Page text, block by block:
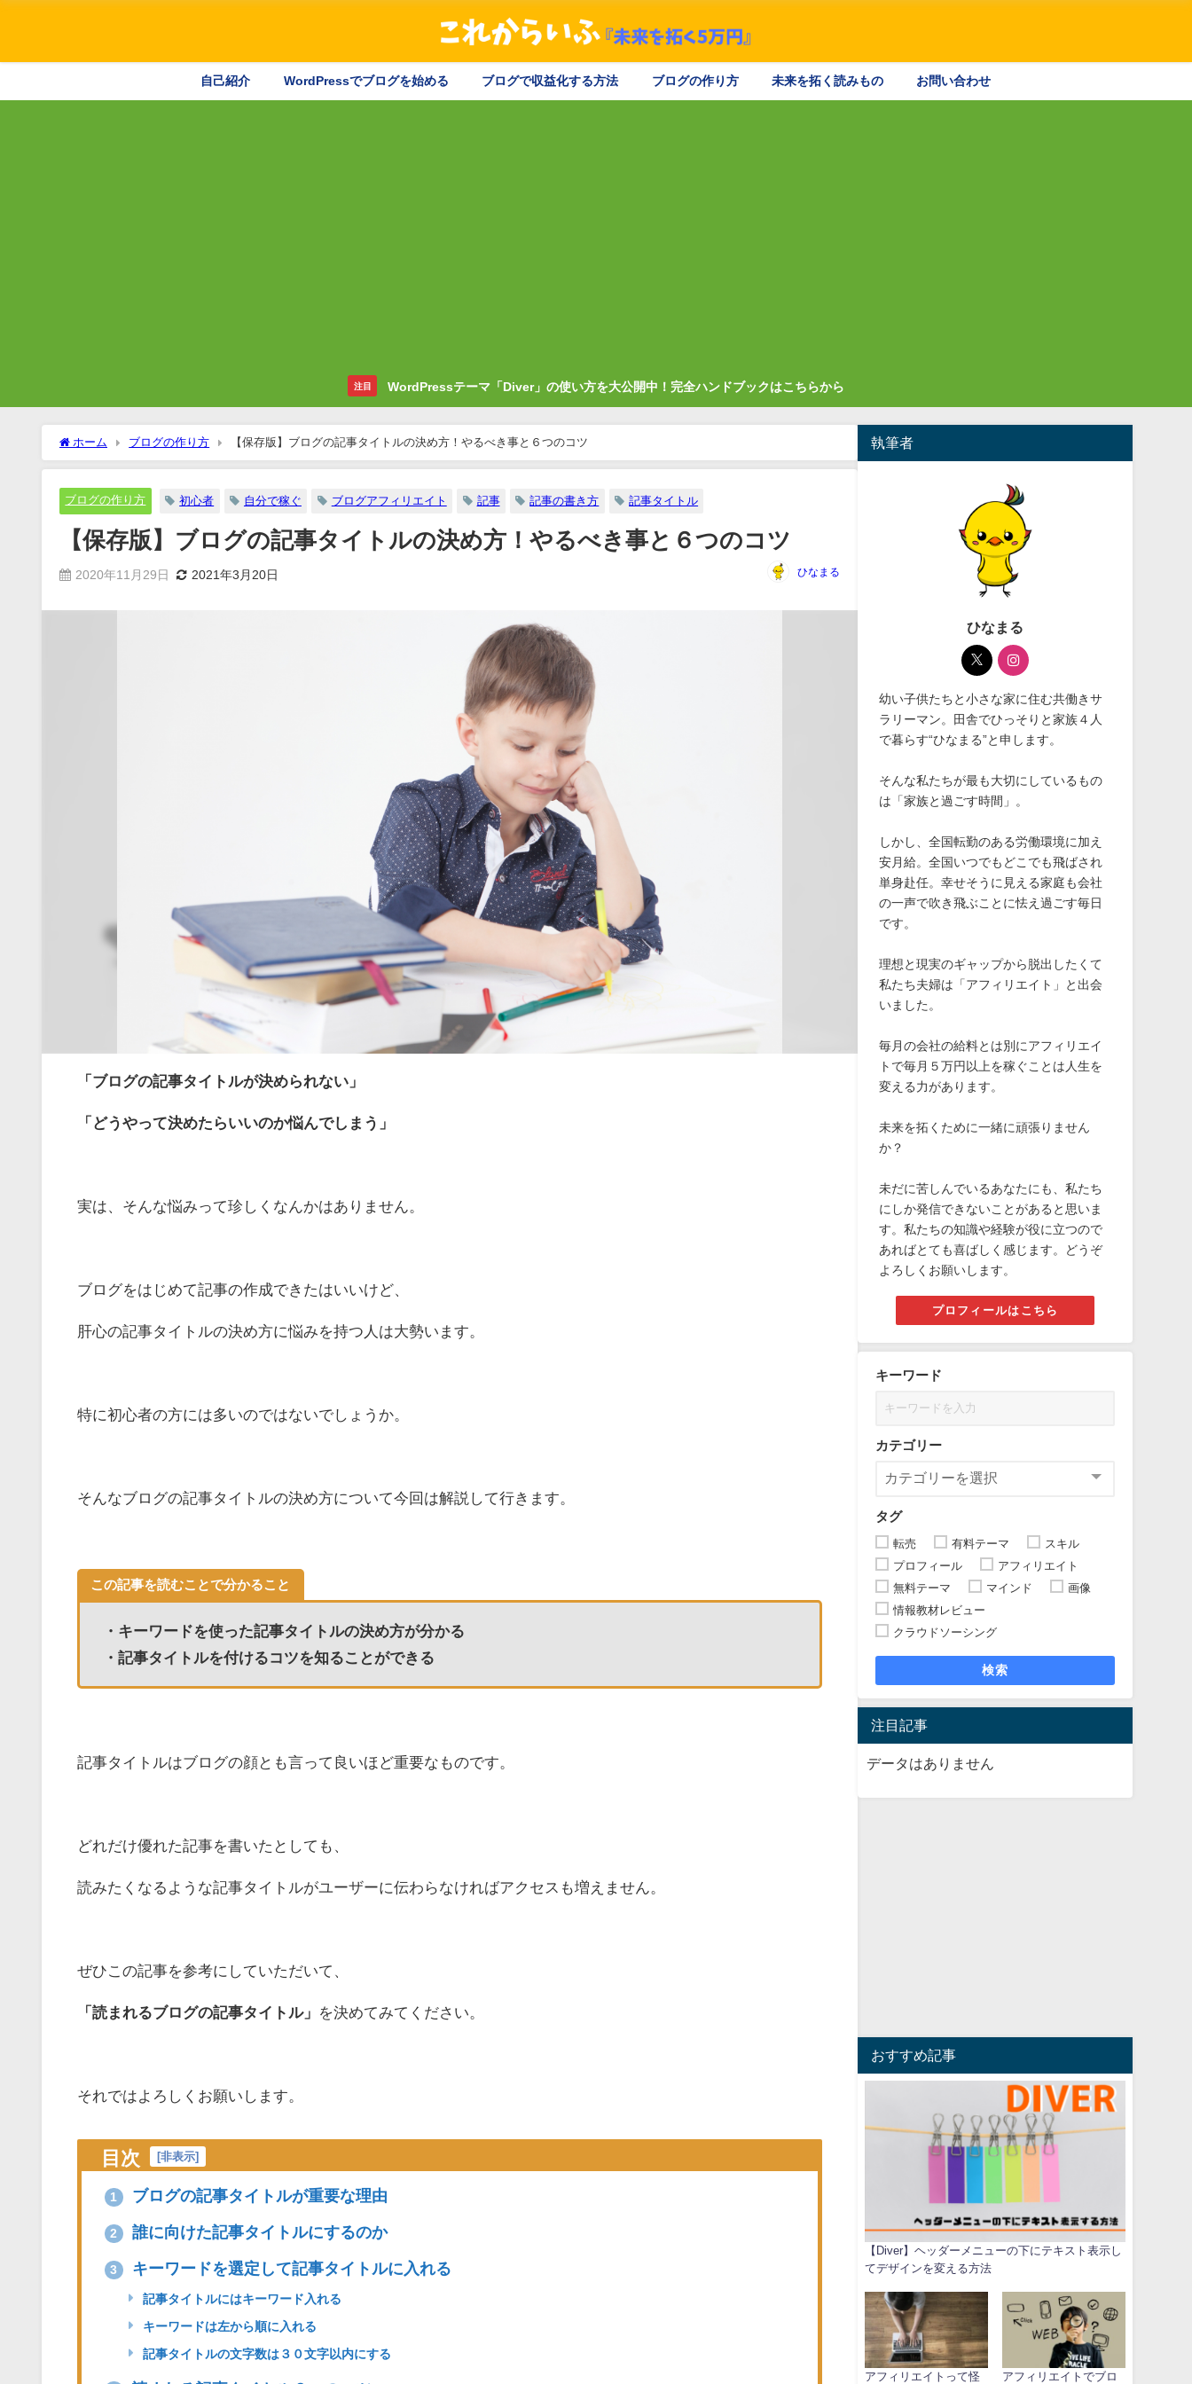
自己紹介 WordPressでブログを始める ブログで収益化する方法 ブログの作り方 未来を拓く読みもの お問い合わせ
注目 WordPressテーマ「Diver」の使い方を大公開中！完全ハンドブックはこちらから
ホーム ブログの作り方 【保存版】ブログの記事タイトルの決め方！やるべき事と６つのコツ
ブログの作り方 初心者 自分で稼ぐ ブログアフィリエイト 記事 記事の書き方 記事タイトル
【保存版】ブログの記事タイトルの決め方！やるべき事と６つのコツ
2020年11月29日 2021年3月20日 ひなまる
「ブログの記事タイトルが決められない」
「どうやって決めたらいいのか悩んでしまう」
実は、そんな悩みって珍しくなんかはありません。
ブログをはじめて記事の作成できたはいいけど、
肝心の記事タイトルの決め方に悩みを持つ人は大勢います。
特に初心者の方には多いのではないでしょうか。
そんなブログの記事タイトルの決め方について今回は解説して行きます。
この記事を読むことで分かること
・キーワードを使った記事タイトルの決め方が分かる
・記事タイトルを付けるコツを知ることができる
記事タイトルはブログの顔とも言って良いほど重要なものです。
どれだけ優れた記事を書いたとしても、
読みたくなるような記事タイトルがユーザーに伝わらなければアクセスも増えません。
ぜひこの記事を参考にしていただいて、
「読まれるブログの記事タイトル」 を決めてみてください。
それではよろしくお願いします。
目次 [非表示]
1 ブログの記事タイトルが重要な理由
2 誰に向けた記事タイトルにするのか
3 キーワードを選定して記事タイトルに入れる
記事タイトルにはキーワード入れる
キーワードは左から順に入れる
記事タイトルの文字数は３０文字以内にする
執筆者
ひなまる
幼い子供たちと小さな家に住む共働きサ
ラリーマン。田舎でひっそりと家族４人
で暮らす“ひなまる”と申します。
そんな私たちが最も大切にしているもの
は「家族と過ごす時間」。
しかし、全国転勤のある労働環境に加え
安月給。全国いつでもどこでも飛ばされ
単身赴任。幸せそうに見える家庭も会社
の一声で吹き飛ぶことに怯え過ごす毎日
です。
理想と現実のギャップから脱出したくて
私たち夫婦は「アフィリエイト」と出会
いました。
毎月の会社の給料とは別にアフィリエイ
トで毎月５万円以上を稼ぐことは人生を
変える力があります。
未来を拓くために一緒に頑張りません
か？
未だに苦しんでいるあなたにも、私たち
にしか発信できないことがあると思いま
す。私たちの知識や経験が役に立つので
あればとても喜ばしく感じます。どうぞ
よろしくお願いします。
プロフィールはこちら
キーワード
カテゴリー
タグ
転売 有料テーマ
スキル
プロフィール
アフィリエイト
無料テーマ
マインド
画像
情報教材レビュー
クラウドソーシング
検索
注目記事
データはありません
おすすめ記事
【Diver】ヘッダーメニューの下にテキスト表示し
てデザインを変える方法
アフィリエイトって怪
アフィリエイトでブロ